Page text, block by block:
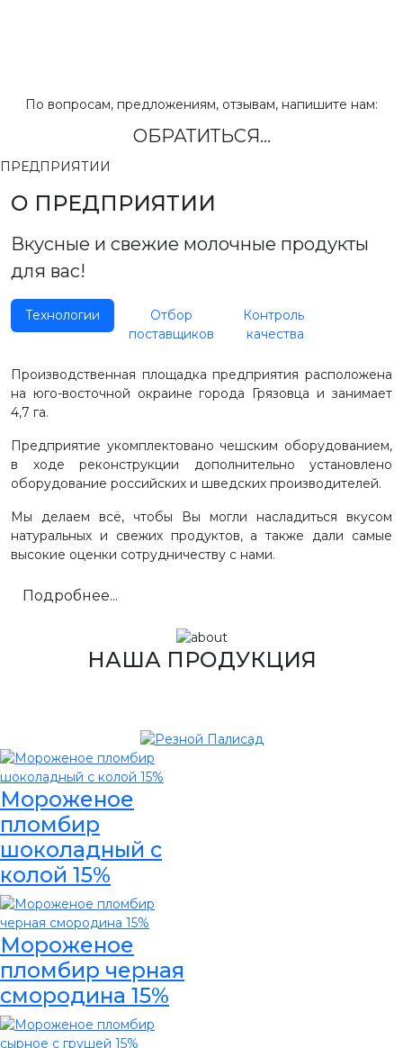
По вопросам, предложениям, отзывам, напишите нам:
ОБРАТИТЬСЯ...
ПРЕДПРИЯТИИ
О ПРЕДПРИЯТИИ
Вкусные и свежие молочные продукты
для вас!
Технологии
Отбор
поставщиков
Контроль
качества
Производственная площадка предприятия расположена
на юго-восточной окраине города Грязовца и занимает
4,7 га.
Предприятие укомплектовано чешским оборудованием,
в ходе реконструкции дополнительно установлено
оборудование российских и шведских производителей.
Мы делаем всё, чтобы Вы могли насладиться вкусом
натуральных и свежих продуктов, а также дали самые
высокие оценки сотрудничеству с нами.
Подробнее...
НАША ПРОДУКЦИЯ
Мороженое
пломбир
шоколадный с
колой 15%
Мороженое
пломбир черная
смородина 15%